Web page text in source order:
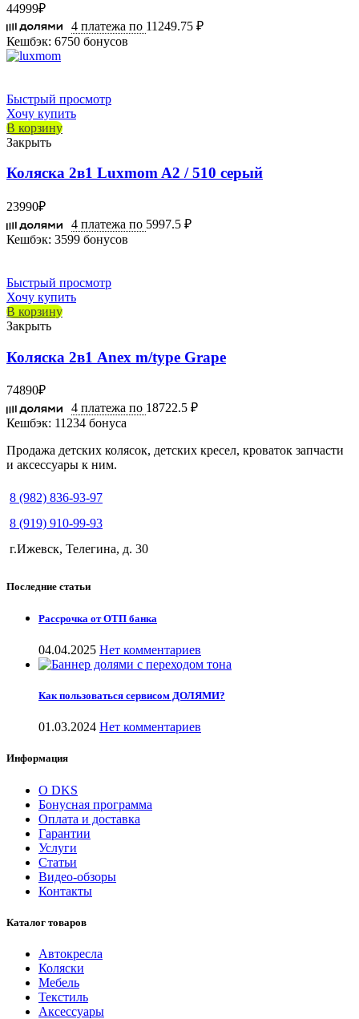
44999₽
4 платежа по 11249.75 ₽
Кешбэк: 6750 бонусов
Быстрый просмотр
Хочу купить
В корзину
Закрыть
Коляска 2в1 Luxmom A2 / 510 серый
23990₽
4 платежа по 5997.5 ₽
Кешбэк: 3599 бонусов
Быстрый просмотр
Хочу купить
В корзину
Закрыть
Коляска 2в1 Anex m/type Grape
74890₽
4 платежа по 18722.5 ₽
Кешбэк: 11234 бонуса
Продажа детских колясок, детских кресел, кроваток запчасти
и аксессуары к ним.
8 (982) 836-93-97
8 (919) 910-99-93
г.Ижевск, Телегина, д. 30
Последние статьи
Рассрочка от ОТП банка
04.04.2025 Нет комментариев
Как пользоваться сервисом ДОЛЯМИ?
01.03.2024 Нет комментариев
Информация
О DKS
Бонусная программа
Оплата и доставка
Гарантии
Услуги
Статьи
Видео-обзоры
Контакты
Каталог товаров
Автокресла
Коляски
Мебель
Текстиль
Аксессуары